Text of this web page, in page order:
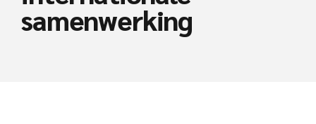
samenwerking